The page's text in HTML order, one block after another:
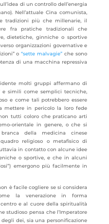
di un controllo dell’energia
Nell’attuale Cina comunista,
tradizioni più che millenarie, il
fra pratiche tradizionali che
dietetiche, ginniche o sportive
organizzazioni governative e
o“sette malvagie” che sono
di una macchina repressiva
molti gruppi affermano di
e simili come semplici tecniche,
e come tali potrebbero essere
mettere in pericolo la loro fede
tutti coloro che praticano arti
orientale in genere, o che si
della medicina cinese
religioso o metafisico di
in contatto con alcune idee
o sportive, e che in alcuni
emergono più facilmente in
è facile cogliere se si considera
la venerazione in forma
e al cuore della spiritualità
studioso pensa che l’Imperatore
dei, sia una personificazione